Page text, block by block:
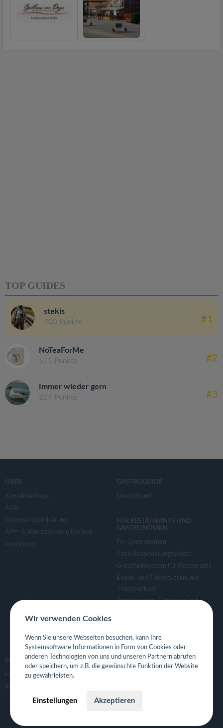
TOP GUIDES
stekis
700 Punkte #1
NoTeaForMe
575 Punkte #2
Immer wieder gern
224 Punkte #3
ÜBER
Kontaktanfrage
AGB
Datenschutzerklärung
APP- & Benutzerdaten löschen
Impressum
GASTROGUIDE
Deutschland
FÜR RESTAURANTS UND
GASTRONOMEN
Für Gastronomen
Tisch Reservierungsystem
Gutscheinsystem für Restaurants
Event- und Ticketsystem mit
Ticketverkauf
Bestellsystem Lieferung und
Eigene App für Restaurant
FOLGE UNS
Facebook
Instagram
Wir verwenden Cookies
Wenn Sie unsere Webseiten besuchen, kann Ihre
Systemsoftware Informationen in Form von Cookies oder
anderen Technologien von uns und unseren Partnern abrufen
oder speichern, um z.B. die gewünschte Funktion der Website
zu gewährleisten.
Einstellungen Akzeptieren